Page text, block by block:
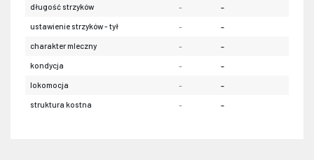
długość strzyków - -
ustawienie strzyków - tył - -
charakter mleczny - -
kondycja - -
lokomocja - -
struktura kostna - -